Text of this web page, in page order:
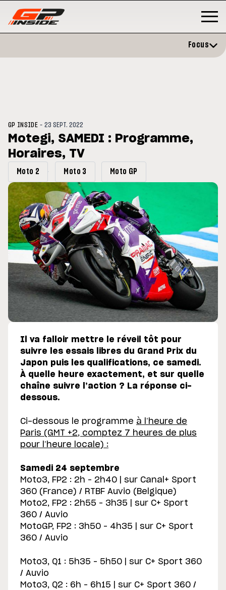
du GP de Grande-
retour en septembre
Focus
GP INSIDE -23 SEPT. 2022
Motegi, SAMEDI : Programme,
Horaires, TV
Moto 2 Moto 3 Moto GP
Il va falloir mettre le réveil tôt pour
suivre les essais libres du Grand Prix du
Japon puis les qualifications, ce samedi.
À quelle heure exactement, et sur quelle
chaîne suivre l’action ? La réponse ci-
dessous.
Ci-dessous le programme à l’heure de
Paris (GMT +2, comptez 7 heures de plus
pour l’heure locale) :
Samedi 24 septembre
Moto3, FP2 : 2h – 2h40 | sur Canal+ Sport
360 (France) / RTBF Auvio (Belgique)
Moto2, FP2 : 2h55 – 3h35 | sur C+ Sport
360 / Auvio
MotoGP, FP2 : 3h50 – 4h35 | sur C+ Sport
360 / Auvio
Moto3, Q1 : 5h35 – 5h50 | sur C+ Sport 360
/ Auvio
Moto3, Q2 : 6h – 6h15 | sur C+ Sport 360 /